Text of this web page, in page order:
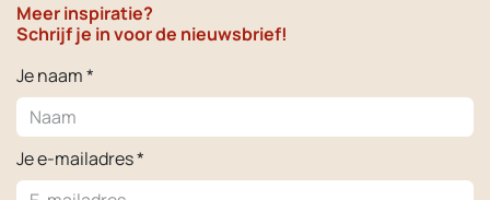
Meer inspiratie?
Schrijf je in voor de nieuwsbrief!
Je naam *
Je e-mailadres *